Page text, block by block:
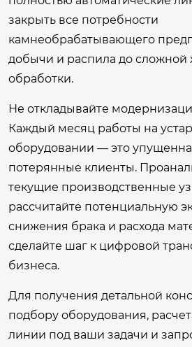
закрыть все потребности
камнеобрабатывающего
добычи и распила до сложной
обработки.
Не откладывайте
Каждый месяц работы на
оборудовании — это
потерянные клиенты.
текущие производственные
рассчитайте потенциальную
снижения брака и расхода
сделайте шаг к цифровой
бизнеса.
Для получения детальной
подбору оборудования,
линии под ваши задачи и